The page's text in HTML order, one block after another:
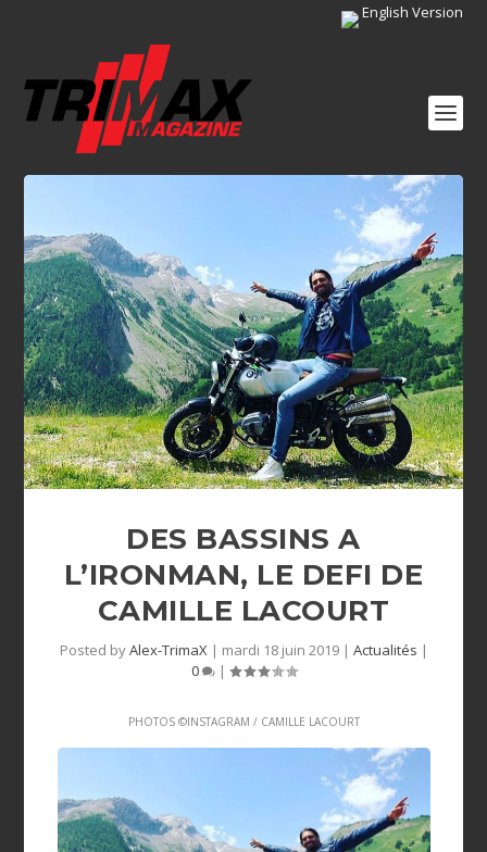
English Version
DES BASSINS A
L’IRONMAN, LE DEFI DE
CAMILLE LACOURT
Posted byAlex-TrimaX| mardi 18 juin 2019| Actualités |
0
|
PHOTOS ©INSTAGRAM / CAMILLE LACOURT